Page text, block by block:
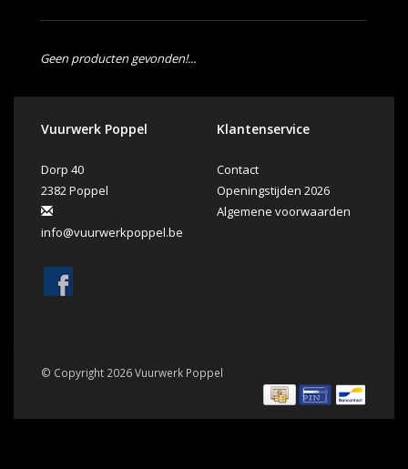
Geen producten gevonden!...
Vuurwerk Poppel
Dorp 40
2382 Poppel
info@vuurwerkpoppel.be
Klantenservice
Contact
Openingstijden 2026
Algemene voorwaarden
© Copyright 2026 Vuurwerk Poppel